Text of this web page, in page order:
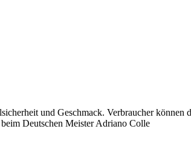
und Geschmack. Verbraucher können
Deutschen Meister Adriano Colle